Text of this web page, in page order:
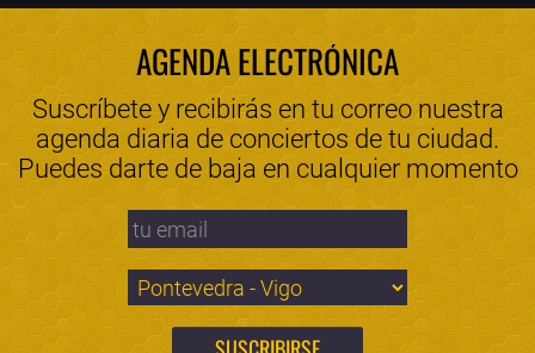
AGENDA ELECTRÓNICA
Suscríbete y recibirás en tu correo nuestra
agenda diaria de conciertos de tu ciudad.
Puedes darte de baja en cualquier momento